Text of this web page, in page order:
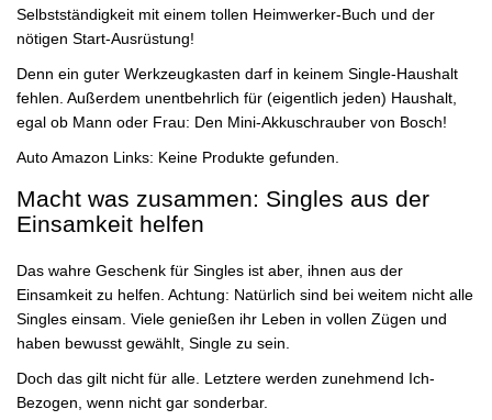
Selbstständigkeit mit einem tollen Heimwerker-Buch und der
nötigen Start-Ausrüstung!
Denn ein guter Werkzeugkasten darf in keinem Single-Haushalt
fehlen. Außerdem unentbehrlich für (eigentlich jeden) Haushalt,
egal ob Mann oder Frau: Den Mini-Akkuschrauber von Bosch!
Auto Amazon Links: Keine Produkte gefunden.
Macht was zusammen: Singles aus der
Einsamkeit helfen
Das wahre Geschenk für Singles ist aber, ihnen aus der
Einsamkeit zu helfen. Achtung: Natürlich sind bei weitem nicht alle
Singles einsam. Viele genießen ihr Leben in vollen Zügen und
haben bewusst gewählt, Single zu sein.
Doch das gilt nicht für alle. Letztere werden zunehmend Ich-
Bezogen, wenn nicht gar sonderbar.